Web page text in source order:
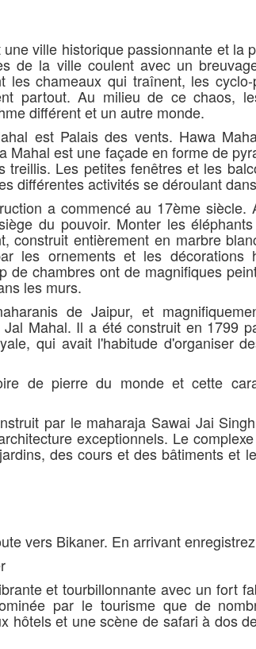
ville historique passionnante et la
de la ville coulent avec un
les chameaux qui traînent, les
partout. Au milieu de ce chaos,
différent et un autre monde.
est Palais des vents. Hawa
Mahal est une façade en forme de
Les petites fenêtres et les
différentes activités se déroulant
a commencé au 17ème siècle.
du pouvoir. Monter les
construit entièrement en marbre
les ornements et les décorations
de chambres ont de magnifiques
les murs.
de Jaipur, et
Mahal. Il a été construit en 1799
qui avait l'habitude d'organiser
de pierre du monde et cette
par le maharaja Sawai Jai
exceptionnels. Le
des cours et des bâtiments et
vers Bikaner. En arrivant
et tourbillonnante avec un fort
par le tourisme que de
hôtels et une scène de safari à dos